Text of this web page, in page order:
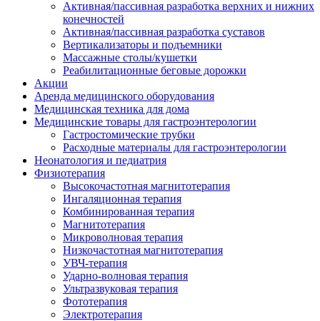
Активная/пассивная разработка верхних и нижних
конечностей
Активная/пассивная разработка суставов
Вертикализаторы и подъемники
Массажные столы/кушетки
Реабилитационные беговые дорожки
Акции
Аренда медицинского оборудования
Медицинская техника для дома
Медицинские товары для гастроэнтерологии
Гастростомические трубки
Расходные материалы для гастроэнтерологии
Неонатология и педиатрия
Физиотерапия
Высокочастотная магнитотерапия
Ингаляционная терапия
Комбинированная терапия
Магнитотерапия
Микроволновая терапия
Низкочастотная магнитотерапия
УВЧ-терапия
Ударно-волновая терапия
Ультразвуковая терапия
Фототерапия
Электротерапия